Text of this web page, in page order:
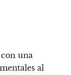
una
al